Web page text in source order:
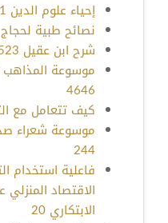
إحياء علوم الدين 1501
نصائح طبية لحجاج
شرح ابن عقيل 523
4646
كيف تتعامل مع
موسوعة شعراء
244
فاعلية استخدام
الاقتصاد
الابتكاري 20